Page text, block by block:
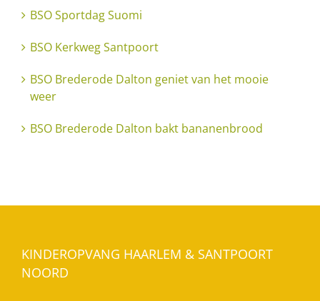
BSO Sportdag Suomi
BSO Kerkweg Santpoort
BSO Brederode Dalton geniet van het mooie
weer
BSO Brederode Dalton bakt bananenbrood
KINDEROPVANG HAARLEM & SANTPOORT
NOORD